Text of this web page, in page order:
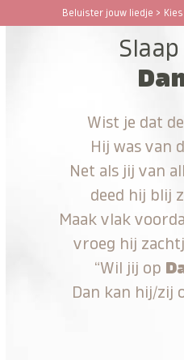
Beluister jouw liedje >
Open
Close
Wist je dat
Hij was van
Net als jij van
deed hij blij
Maak vlak
vroeg hij
“Wil jij op
Dan kan hij/zij